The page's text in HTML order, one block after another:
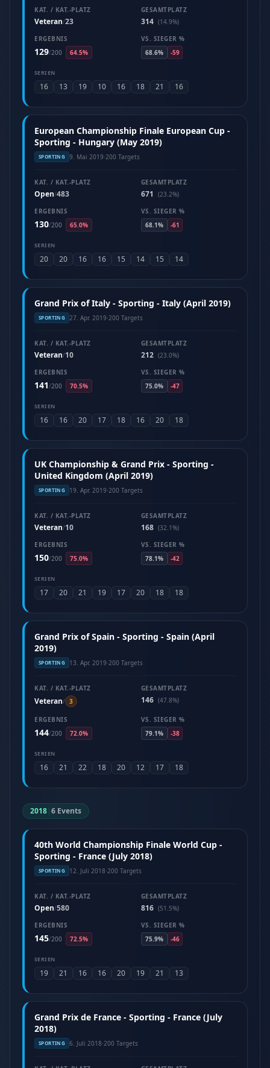
KAT. / KAT.-PLATZ
Veteran/23
GESAMTPLATZ
314 (14.9%)
ERGEBNIS
129/200 64.5%
VS. SIEGER %
68.6%
-59
SERIEN
16 13 19 10 16 18 21 16
European Championship Finale European Cup -
Sporting - Hungary (May 2019)
SPORTING 9. Mai 2019·200 Targets
KAT. / KAT.-PLATZ
Open/483
GESAMTPLATZ
671
(23.2%)
ERGEBNIS
130/200 65.0%
VS. SIEGER %
68.1%
-61
SERIEN
20 20 16 16 15 14 15 14
Grand Prix of Italy - Sporting - Italy (April 2019)
SPORTING 27. Apr. 2019·200 Targets
KAT. / KAT.-PLATZ
Veteran/10
GESAMTPLATZ
212 (23.0%)
ERGEBNIS
141/200 70.5%
VS. SIEGER %
75.0%
-47
SERIEN
16 16 20 17 18 16 20 18
UK Championship & Grand Prix - Sporting -
United Kingdom (April 2019)
SPORTING 19. Apr. 2019·200 Targets
KAT. / KAT.-PLATZ
Veteran/10
GESAMTPLATZ
168 (32.1%)
ERGEBNIS
150/200 75.0%
VS. SIEGER %
78.1%
-42
SERIEN
17 20 21 19 17 20 18 18
Grand Prix of Spain - Sporting - Spain (April
2019)
SPORTING 13. Apr. 2019·200 Targets
KAT. / KAT.-PLATZ
Veteran/ 3
GESAMTPLATZ
146 (47.8%)
ERGEBNIS
144/200 72.0%
VS. SIEGER %
79.1%
-38
SERIEN
16 21 22 18 20 12 17 18
2018|6 Events
40th World Championship Finale World Cup -
Sporting - France (July 2018)
SPORTING 12. Juli 2018·200 Targets
KAT. / KAT.-PLATZ
Open/580
GESAMTPLATZ
816 (51.5%)
ERGEBNIS
145/200 72.5%
VS. SIEGER %
75.9%
-46
SERIEN
19 21 16 16 20 19 21 13
Grand Prix de France - Sporting - France (July
2018)
SPORTING 6. Juli 2018·200 Targets